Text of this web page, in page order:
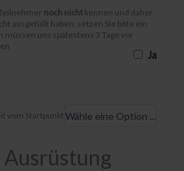
noch nicht kennen und daher
ausgefüllt haben, setzen Sie bitte ein
uns spätestens 3 Tage vor
Ja
vom Startpunkt